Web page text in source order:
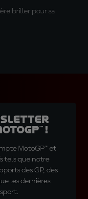
briller pour sa
!
MotoGP™ et
tels que notre
des GP, des
les dernières